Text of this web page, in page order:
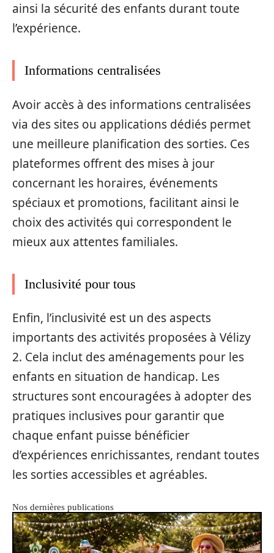
ainsi la sécurité des enfants durant toute
l’expérience.
Informations centralisées
Avoir accès à des informations centralisées
via des sites ou applications dédiés permet
une meilleure planification des sorties. Ces
plateformes offrent des mises à jour
concernant les horaires, événements
spéciaux et promotions, facilitant ainsi le
choix des activités qui correspondent le
mieux aux attentes familiales.
Inclusivité pour tous
Enfin, l’inclusivité est un des aspects
importants des activités proposées à Vélizy
2. Cela inclut des aménagements pour les
enfants en situation de handicap. Les
structures sont encouragées à adopter des
pratiques inclusives pour garantir que
chaque enfant puisse bénéficier
d’expériences enrichissantes, rendant toutes
les sorties accessibles et agréables.
Nos dernières publications